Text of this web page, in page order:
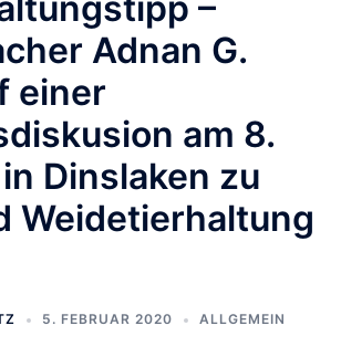
Adnan G.
einer
am 8.
Dinslaken zu
Weidetierhaltung
5. FEBRUAR 2020 ALLGEMEIN